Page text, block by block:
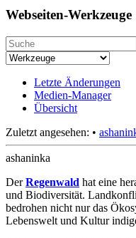
Webseiten-Werkzeuge
Letzte Änderungen
Medien-Manager
Übersicht
Zuletzt angesehen: •
ashaninka
DerRegenwald hat eine
und Biodiversität.
bedrohen nicht nur das
Lebenswelt und Kultur